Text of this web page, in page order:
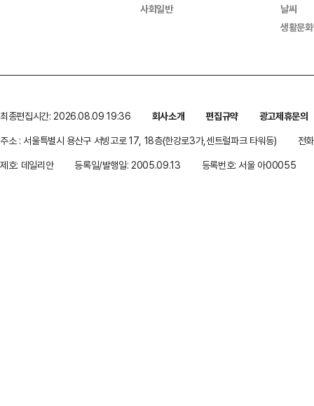
사회일반
날씨
생활문
최종편집시간: 2026.08.09 19:36 회사소개 편집규약
광고제휴문의
주소 : 서울특별시 용산구 서빙고로 17, 18층(한강로3가,센트럴파크 타워동)
전
제호: 데일리안
등록일/발행일: 2005.09.13 등록번호: 서울 아00055